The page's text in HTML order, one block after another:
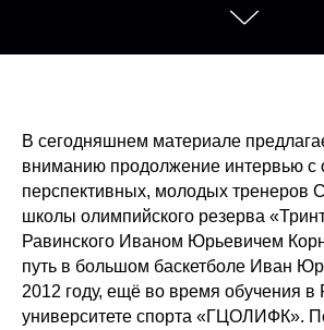
В сегодняшнем материале
вниманию продолжение интервью с
перспективных, молодых тренеров
школы олимпийского резерва
Равинского Иваном Юрьевичем
путь в большом баскетболе Иван
2012 году, ещё во время обучения в
университете спорта «ГЦОЛИФК».